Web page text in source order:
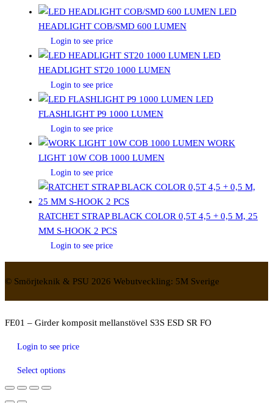
LED
HEADLIGHT COB/SMD 600 LUMEN
Login to see price
LED
HEADLIGHT ST20 1000 LUMEN
Login to see price
LED
FLASHLIGHT P9 1000 LUMEN
Login to see price
WORK
LIGHT 10W COB 1000 LUMEN
Login to see price
RATCHET STRAP BLACK COLOR 0,5T 4,5 + 0,5 M, 25
MM S-HOOK 2 PCS
Login to see price
© Smörjteknik & PSU 2026 Webutveckling: 5M Sverige
FE01 – Girder komposit mellanstövel S3S ESD SR FO
Login to see price
Select options